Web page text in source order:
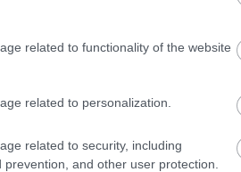
related to functionality of the website
related to personalization.
related to security, including
and other user protection.